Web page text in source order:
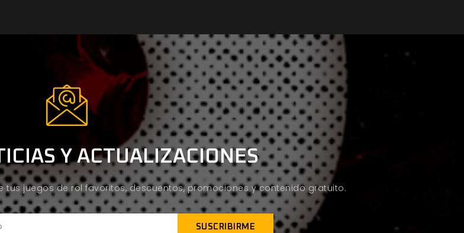
Y ACTUALIZACIONES
juegos de rol favoritos, descuentos, promociones y contenido gratuito.